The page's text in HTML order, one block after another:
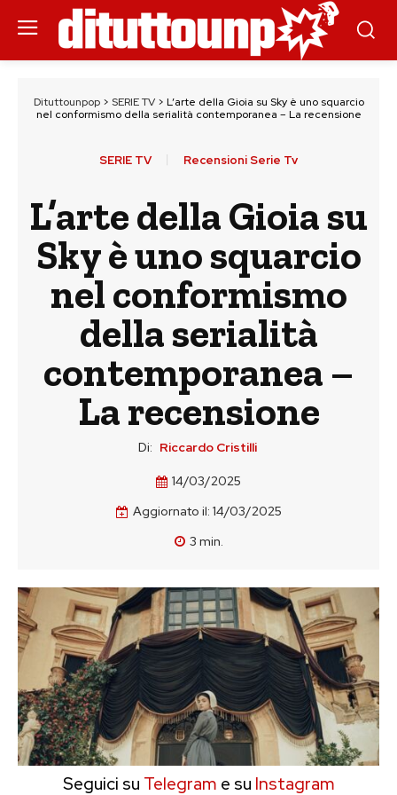
Dituttounpop> SERIE TV> L’arte della Gioia su Sky è uno squarcio
nel conformismo della serialità contemporanea – La recensione
SERIE TV Recensioni Serie Tv
L’arte della Gioia su
Sky è uno squarcio
nel conformismo
della serialità
contemporanea –
La recensione
Di: Riccardo Cristilli
14/03/2025
Aggiornato il: 14/03/2025
3 min.
Seguici su Telegram e su Instagram